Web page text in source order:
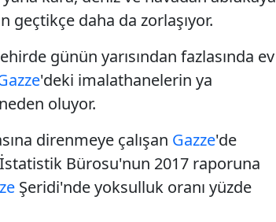
geçtikçe daha da zorlaşıyor.
günün yarısından fazlasında ev
'deki imalathanelerin ya
oluyor.
direnmeye çalışan Gazze'de
Bürosu'nun 2017 raporuna
Şeridi'nde yoksulluk oranı yüzde